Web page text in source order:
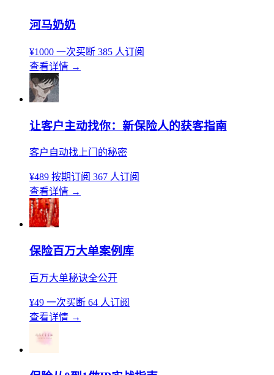
河马奶奶
¥1000 一次买断 385 人订阅
查看详情 →
让客户主动找你：新保险人的获客指南
客户自动找上门的秘密
¥489 按期订阅 367 人订阅
查看详情 →
保险百万大单案例库
百万大单秘诀全公开
¥49 一次买断 64 人订阅
查看详情 →